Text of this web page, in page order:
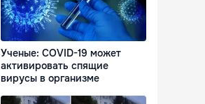
Ученые: COVID-19 может
активировать спящие
вирусы в организме